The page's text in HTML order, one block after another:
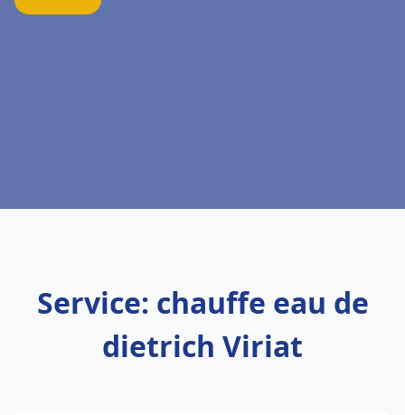
Service: chauffe eau de
dietrich Viriat